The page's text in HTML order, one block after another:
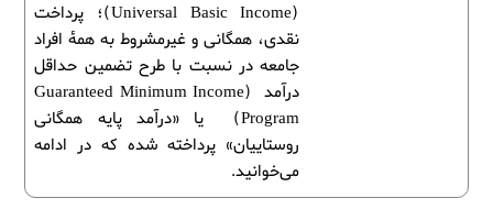
(Universal Basic Income)؛ پرداخت
نقدی، همگانی و غیرمشروط به همۀ افراد
جامعه در نسبت با طرح تضمین حداقل
درآمد (Guaranteed Minimum Income
Program) یا «درآمد پایه همگانی
روستاییان» پرداخته شده که در ادامه
می‌خوانید.